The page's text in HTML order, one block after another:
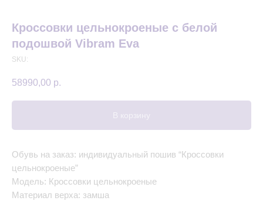
Кроссовки цельнокроеные с белой
подошвой Vibram Eva
SKU:
58990,00 р.
В корзину
Обувь на заказ: индивидуальный пошив “Кроссовки
цельнокроеные”
Модель: Кроссовки цельнокроеные
Материал верха: замша